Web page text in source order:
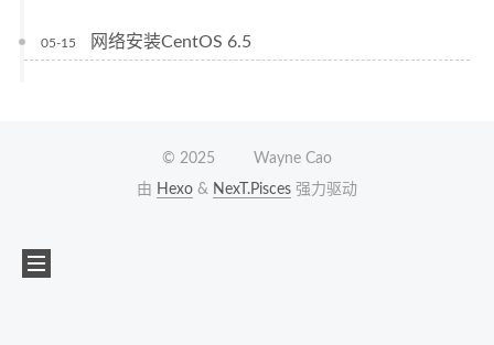
05-15 网络安装CentOS 6.5
© 2025
Wayne Cao
由 Hexo & NexT.Pisces 强力驱动